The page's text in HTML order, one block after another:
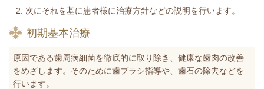
次にそれを基に患者様に治療方針などの説明を行います。
初期基本治療
原因である歯周病細菌を徹底的に取り除き、健康な歯肉の改善
をめざします。そのために歯ブラシ指導や、歯石の除去などを
行います。